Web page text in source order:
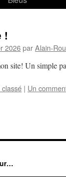
!
2026parAlain-
site! Un simple
classé | Un